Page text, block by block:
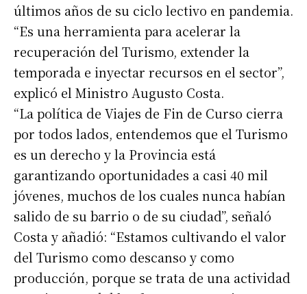
últimos años de su ciclo lectivo en pandemia.
“Es una herramienta para acelerar la
recuperación del Turismo, extender la
temporada e inyectar recursos en el sector”,
explicó el Ministro Augusto Costa.
“La política de Viajes de Fin de Curso cierra
por todos lados, entendemos que el Turismo
es un derecho y la Provincia está
garantizando oportunidades a casi 40 mil
jóvenes, muchos de los cuales nunca habían
salido de su barrio o de su ciudad”, señaló
Costa y añadió: “Estamos cultivando el valor
del Turismo como descanso y como
producción, porque se trata de una actividad